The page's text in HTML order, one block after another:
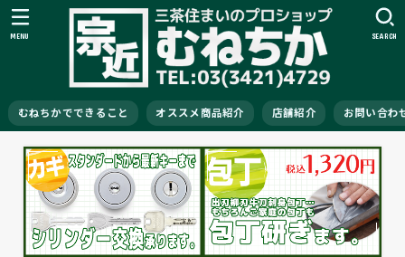
むねちかでできること オススメ商品紹介 店舗紹介 お問い合わ
SEARCH
MENU